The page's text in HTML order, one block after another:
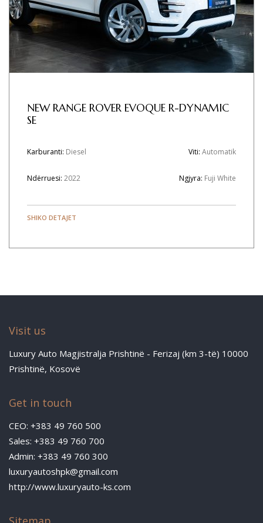
NEW RANGE ROVER EVOQUE R-DYNAMIC
SE
Karburanti: Diesel Viti: Automatik
Ndërruesi: 2022 Ngjyra: Fuji White
SHIKO DETAJET
Visit us
Luxury Auto Magjistralja Prishtinë - Ferizaj (km 3-të) 10000
Prishtinë, Kosovë
Get in touch
CEO: +383 49 760 500
Sales: +383 49 760 700
Admin: +383 49 760 300
luxuryautoshpk@gmail.com
http://www.luxuryauto-ks.com